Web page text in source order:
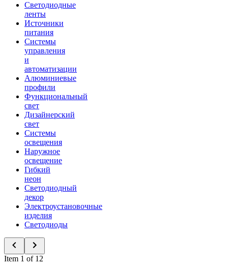
Светодиодные
ленты
Источники
питания
Системы
управления
и
автоматизации
Алюминиевые
профили
Функциональный
свет
Дизайнерский
свет
Системы
освещения
Наружное
освещение
Гибкий
неон
Светодиодный
декор
Электроустановочные
изделия
Светодиоды
Item 1 of 12